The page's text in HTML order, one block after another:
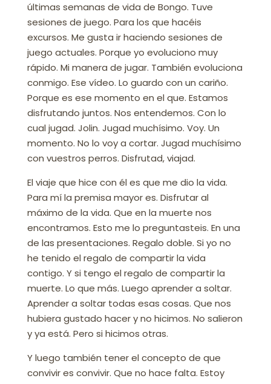
últimas semanas de vida de Bongo. Tuve
sesiones de juego. Para los que hacéis
excursos. Me gusta ir haciendo sesiones de
juego actuales. Porque yo evoluciono muy
rápido. Mi manera de jugar. También evoluciona
conmigo. Ese vídeo. Lo guardo con un cariño.
Porque es ese momento en el que. Estamos
disfrutando juntos. Nos entendemos. Con lo
cual jugad. Jolin. Jugad muchísimo. Voy. Un
momento. No lo voy a cortar. Jugad muchísimo
con vuestros perros. Disfrutad, viajad.
El viaje que hice con él es que me dio la vida.
Para mí la premisa mayor es. Disfrutar al
máximo de la vida. Que en la muerte nos
encontramos. Esto me lo preguntasteis. En una
de las presentaciones. Regalo doble. Si yo no
he tenido el regalo de compartir la vida
contigo. Y si tengo el regalo de compartir la
muerte. Lo que más. Luego aprender a soltar.
Aprender a soltar todas esas cosas. Que nos
hubiera gustado hacer y no hicimos. No salieron
y ya está. Pero si hicimos otras.
Y luego también tener el concepto de que
convivir es convivir. Que no hace falta. Estoy